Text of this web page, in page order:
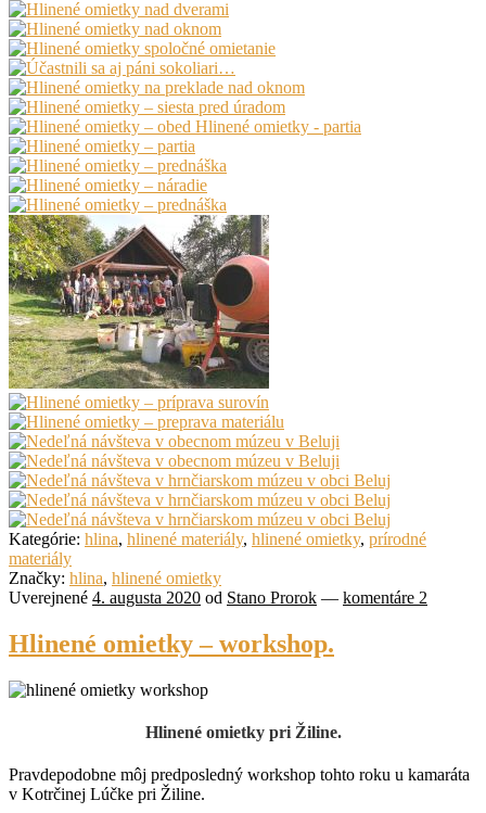
Kategórie: hlina, hlinené materiály, hlinené omietky, prírodné
materiály
Značky: hlina, hlinené omietky
Uverejnené 4. augusta 2020 od Stano Prorok — komentáre 2
Hlinené omietky – workshop.
Hlinené omietky pri Žiline.
Pravdepodobne môj predposledný workshop tohto roku u kamaráta
v Kotrčinej Lúčke pri Žiline.